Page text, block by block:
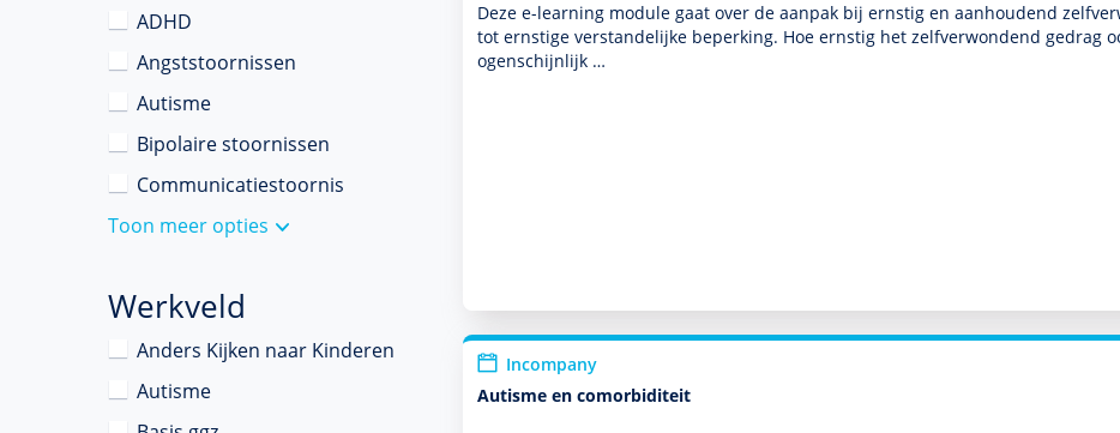
ADHD
Angststoornissen
Autisme
Bipolaire stoornissen
Communicatiestoornis
Toon meer opties
Werkveld
Anders Kijken naar Kinderen
Autisme
Deze e-learning module gaat over de aanpak bij ernstig en aanhoudend
tot ernstige ver­stande­lijke beper­king. Hoe ernstig het zelfverwondend gedrag
ogenschijnlijk …
Incompany
Autisme en comorbiditeit